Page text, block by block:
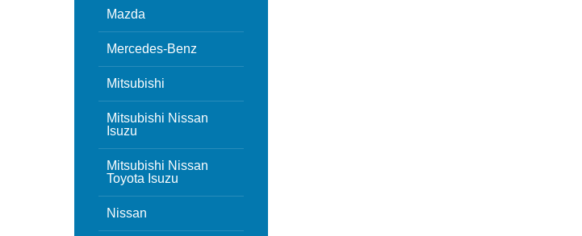
Mazda
Mercedes-Benz
Mitsubishi
Mitsubishi Nissan
Isuzu
Mitsubishi Nissan
Toyota Isuzu
Nissan